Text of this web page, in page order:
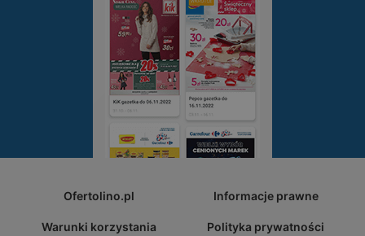
Ofertolino.pl Informacje prawne
Warunki korzystania Polityka prywatności